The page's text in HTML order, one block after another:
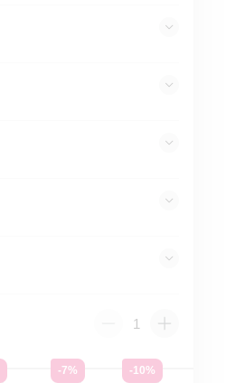
-7%
-10%